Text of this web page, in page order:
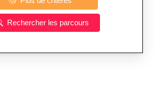
Rechercher les parcours